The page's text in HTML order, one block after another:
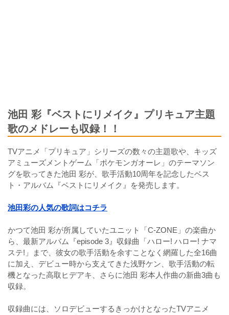
池田 彩『ベストにリメイク』プリキュア主題
歌のメドレーも収録！！
TVアニメ「プリキュア」シリーズの数々の主題歌や、キッズ
アミューズメントゲーム「ポケモンガオーレ」のテーマソン
グを歌ってきた池田 彩が、歌手活動10周年を記念したベス
ト・アルバム『ベストにリメイク』を発売します。
池田彩の人気の歌詞はコチラ
かつて池田 彩が所属していたユニット「C-ZONE」の楽曲か
ら、最新アルバム『episode 3』収録曲「ハロー! ハロー! ナマ
ステ!」まで、彼女の歌手活動を余すことなく網羅した全16曲
に加え、デビュー時から支えてきた浅野ケン、歌手活動の転
機となった高取ヒデアキ、さらに池田 彩本人作曲の新曲3曲も
収録。
収録曲には、ソロデビューするきっかけとなったTVアニメ